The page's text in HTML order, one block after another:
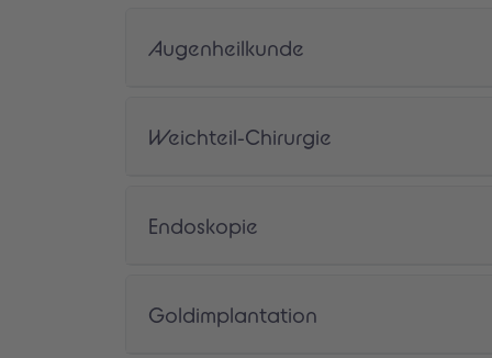
Augenheilkunde
Weichteil-Chirurgie
Endoskopie
Goldimplantation